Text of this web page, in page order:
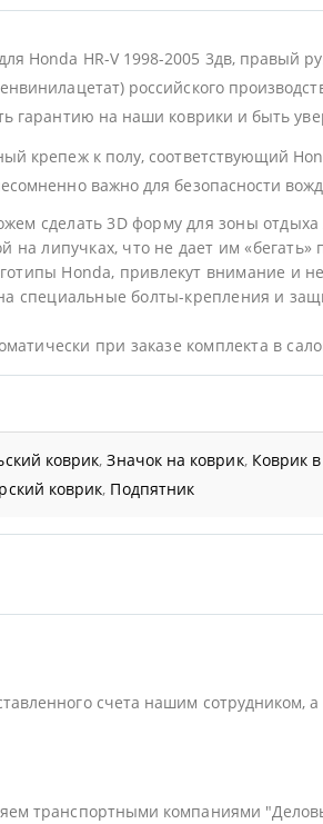
Honda HR-V 1998-2005 3дв,
российского
гарантию на наши коврики и быть
крепеж к полу, соответствующий
важно для безопасности
сделать 3D форму для зоны отдыха
на липучках, что не дает им
Honda, привлекут внимание и
специальные болты-крепления и
при заказе комплекта в
коврик,Значок на коврик, Коврик
коврик, Подпятник
счета нашим сотрудником,
транспортными компаниями